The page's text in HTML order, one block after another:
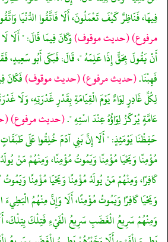
فِيهَا، فَنَاظِرٌ كَيْفَ تَعْمَلُونَ، أَلَا فَاتَّقُوا الدُّنْيَا
مرفوع)(حديث موقوف)وَكَانَ فِيمَا قَالَ: " أَلَا
أَنْ يَقُولَ بِحَقٍّ إِذَا عَلِمَهُ "، قَالَ: فَبَكَى أَبُو سَعِيدٍ،
فَهِبْنَا.(حديث مرفوع)(حديث موقوف)فَكَانَ
لِكُلِّ غَادِرٍ لِوَاءٌ يَوْمَ الْقِيَامَةِ بِقَدْرِ غَدْرَتِهِ، وَلَا
عَامَّةٍ يُرْكَزُ لِوَاؤُهُ عِنْدَ اسْتِهِ ".(حديث مرفوع)
حَفِظْنَا يَوْمَئِذٍ: " أَلَا إِنَّ بَنِي آدَمَ خُلِقُوا عَلَى
مُؤْمِنًا وَيَحْيَا مُؤْمِنًا وَيَمُوتُ مُؤْمِنًا، وَمِنْهُمْ مَنْ
كَافِرًا، وَمِنْهُمْ مَنْ يُولَدُ مُؤْمِنًا وَيَحْيَا مُؤْمِنًا وَيَمُوتُ
وَيَحْيَا كَافِرًا وَيَمُوتُ مُؤْمِنًا، أَلَا وَإِنَّ مِنْهُمُ
وَمِنْهُمْ سَرِيعُ الْغَضَبِ سَرِيعُ الْفَيْءِ فَتِلْكَ بِتِلْكَ،